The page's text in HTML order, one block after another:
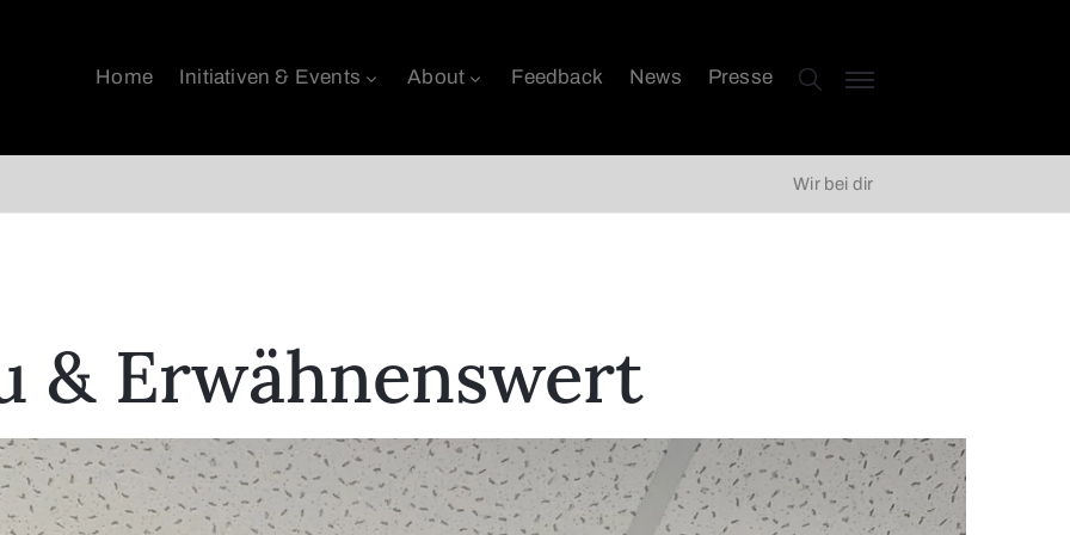
Home Initiativen & Events About Feedback News Presse
Wir bei dir
& Erwähnenswert